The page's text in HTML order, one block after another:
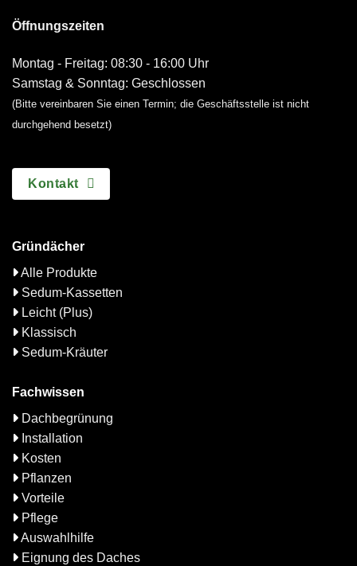
Öffnungszeiten
Montag - Freitag: 08:30 - 16:00 Uhr
Samstag & Sonntag: Geschlossen
(Bitte vereinbaren Sie einen Termin; die Geschäftsstelle ist nicht
durchgehend besetzt)
Kontakt
Gründächer
Alle Produkte
Sedum-Kassetten
Leicht (Plus)
Klassisch
Sedum-Kräuter
Fachwissen
Dachbegrünung
Installation
Kosten
Pflanzen
Vorteile
Pflege
Auswahlhilfe
Eignung des Daches